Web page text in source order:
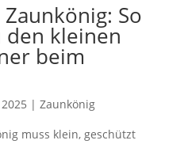
So
kleinen
beim
| Zaunkönig
muss klein, geschützt